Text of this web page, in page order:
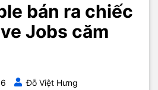
bán ra chiếc
Jobs căm
Đỗ Việt Hưng